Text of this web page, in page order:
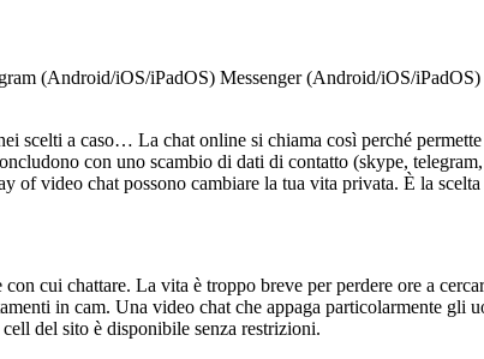
(Android/iOS/iPadOS) Messenger (Android/iOS/iPadOS)
scelti a caso… La chat online si chiama così perché
con uno scambio di dati di contatto (skype,
video chat possono cambiare la tua vita privata. È la
cui chattare. La vita è troppo breve per perdere ore a
in cam. Una video chat che appaga particolarmente
del sito è disponibile senza restrizioni.